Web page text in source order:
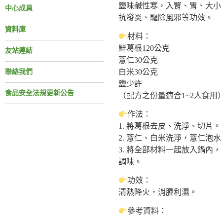
中心成員
資料庫
友站連結
聯絡我們
食品安全法規更新公告
鹽味鹹性寒，入腎、胃、大
抗發炎、驅除風邪等功效。
材料：
鮮葛根120公克
薏仁30公克
白米30公克
鹽少許
（配方之份量適合1~2人食用
作法：
1. 將葛根去皮、洗淨、切片。
2. 薏仁、白米洗淨，薏仁泡
3. 將全部材料一起放入鍋內
調味。
功效：
清熱降火，消腫利濕。
參考資料：